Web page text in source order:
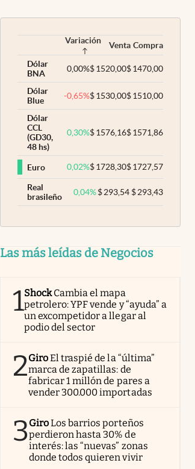
Variación Venta Compra
Dólar
BNA
0,00%$1520,00$1470,00
Dólar
Blue
-0,65%$1530,00$1510,00
Dólar
CCL
(GD30,
48 hs)
0,30%$1576,16$1571,86
Euro 0,02%$1728,30$1727,57
Real
brasileño
0,04% $293,54 $293,43
Las más leídas de Negocios
1Shock Cambia el mapa
petrolero: YPF vende y “ayuda” a
un excompetidor a llegar al
podio del sector
2GiroEl traspié de la “última”
marca de zapatillas: de
fabricar 1 millón de pares a
vender 300.000 importadas
3GiroLos barrios porteños
perdieron hasta 30% de
interés: las “nuevas” zonas
donde todos quieren vivir